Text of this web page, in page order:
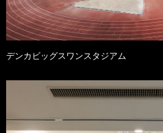
デンカビッグスワンスタジアム